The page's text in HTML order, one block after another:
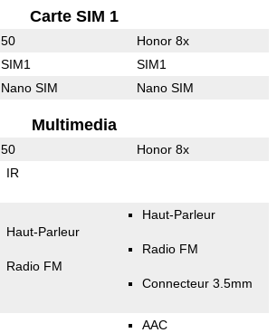
Carte SIM 1
50 Honor 8x
SIM1 SIM1
Nano SIM Nano SIM
Multimedia
50 Honor 8x
IR
Haut-Parleur
Radio FM
Haut-Parleur
Radio FM
Connecteur 3.5mm
AAC